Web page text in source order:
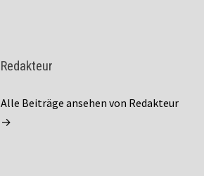
Redakteur
Alle Beiträge ansehen von Redakteur
→